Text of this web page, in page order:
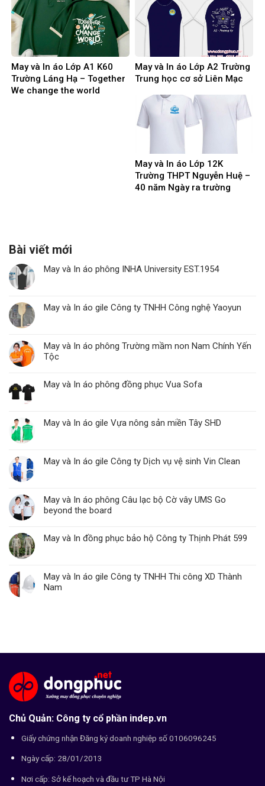
May và In áo Lớp A1 K60
Trường Láng Hạ – Together
We change the world
May và In áo Lớp A2 Trường
Trung học cơ sở Liên Mạc
May và In áo Lớp 12K
Trường THPT Nguyễn Huệ –
40 năm Ngày ra trường
Bài viết mới
May và In áo phông INHA University EST.1954
May và In áo gile Công ty TNHH Công nghệ Yaoyun
May và In áo phông Trường mầm non Nam Chính Yến
Tộc
May và In áo phông đồng phục Vua Sofa
May và In áo gile Vựa nông sản miền Tây SHD
May và In áo gile Công ty Dịch vụ vệ sinh Vin Clean
May và In áo phông Câu lạc bộ Cờ vây UMS Go
beyond the board
May và In đồng phục bảo hộ Công ty Thịnh Phát 599
May và In áo gile Công ty TNHH Thi công XD Thành
Nam
Chủ Quản: Công ty cổ phần indep.vn
Giấy chứng nhận Đăng ký doanh nghiệp số 0106096245
Ngày cấp: 28/01/2013
Nơi cấp: Sở kế hoạch và đầu tư TP Hà Nội